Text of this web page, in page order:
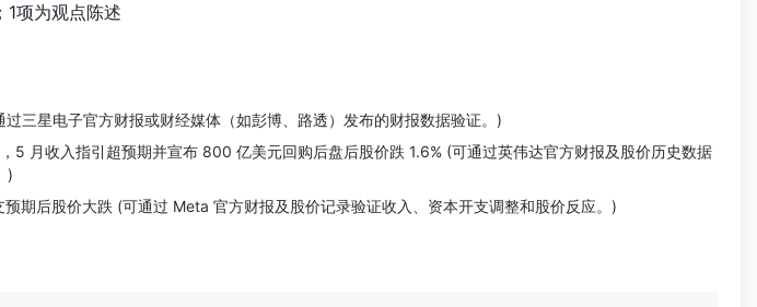
1项为观点陈述
三星电子官方财报或财经媒体（如彭博、路透）发布的财报数据验证。)
5 月收入指引超预期并宣布 800 亿美元回购后盘后股价跌 1.6% (可通过英伟达官方财报及股价历史数据
)
期后股价大跌 (可通过 Meta 官方财报及股价记录验证收入、资本开支调整和股价反应。)